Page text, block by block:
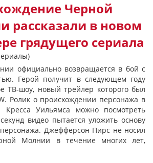
Черной
рассказали в новом
грядущего сериала
официально возвращается в бой с
Герой получит в следующем году
ТВ-шоу, новый трейлер которого был
Ролик о происхождении персонажа в
Кресса Уильямса можно посмотреть
видео пытается уложить основу
Джефферсон Пирс не носил
Молнии в течение многих лет,